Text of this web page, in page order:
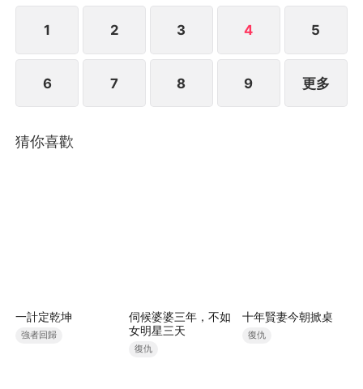
1 2 3 4 5
6 7 8 9 更多
猜你喜歡
一計定乾坤
強者回歸
伺候婆婆三年，不如
女明星三天
復仇
十年賢妻今朝掀桌
復仇